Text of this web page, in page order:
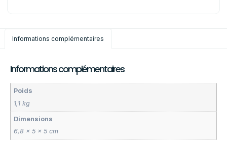
Informations complémentaires
Informations complémentaires
Poids
1,1 kg
Dimensions
6,8 × 5 × 5 cm